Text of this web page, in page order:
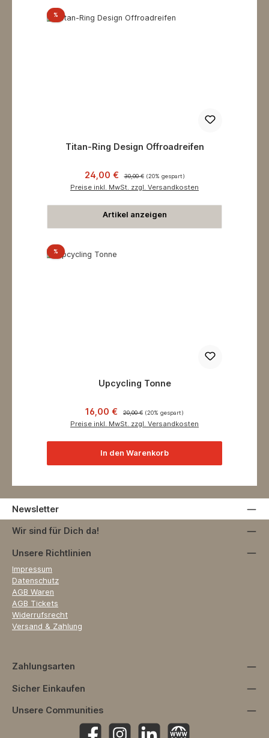
%Rabatt
Titan-Ring Design Offroadreifen
Verkaufspreis:
24,00 € 30,00 € (20% gespart)
Preise inkl. MwSt. zzgl. Versandkosten
Artikel anzeigen
%Rabatt
Upcycling Tonne
Verkaufspreis:
16,00 € 20,00 € (20% gespart)
Preise inkl. MwSt. zzgl. Versandkosten
In den Warenkorb
Newsletter
Wir sind für Dich da!
Unsere Richtlinien
Impressum
Datenschutz
AGB Waren
AGB Tickets
Widerrufsrecht
Versand & Zahlung
Zahlungsarten
Sicher Einkaufen
Unsere Communities